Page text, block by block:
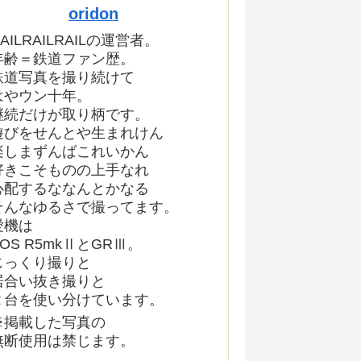
oridon
の運営者。
齢＝鉄道ファン歴。
道写真を撮り続けて
やウン十年。
続だけが取り柄です。
びをせんとや生まれけん
しまずんばこれいかん
きこそものの上手なれ
配するななんとかなる
んなゆるさで撮ってます。
機は
R5mkⅡとGRⅢ。
っくり撮りと
合い抜き撮りと
台を使い分けています。
載した写真の
断使用は禁じます。